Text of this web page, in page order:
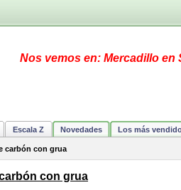
Nos vemos en: Mercadillo en
Escala Z Novedades Los más
carbón con grua
con grua